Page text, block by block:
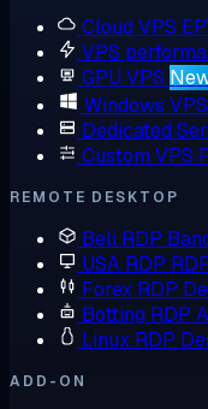
Cloud VPS
VPS
GPU VPS
Windows VPS
Dedicated
Custom VPS
REMOTE DESKTOP
Beli RDP
USA RDP
Forex RDP
Botting RDP
Linux RDP
ADD-ON